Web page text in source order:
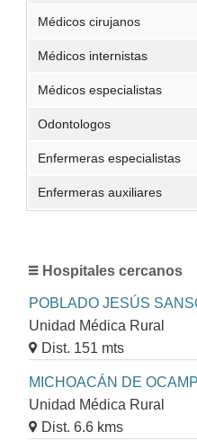
Médicos cirujanos
Médicos internistas
Médicos especialistas
Odontologos
Enfermeras especialistas
Enfermeras auxiliares
Hospitales cercanos
POBLADO JESÚS
Unidad Médica Rural
Dist. 151 mts
MICHOACÁN DE
Unidad Médica Rural
Dist. 6.6 kms